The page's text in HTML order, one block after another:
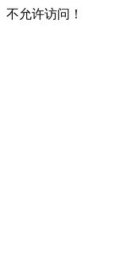
不允许访问！